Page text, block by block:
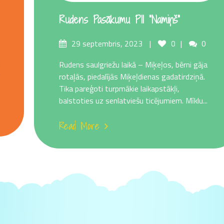
Rudens Pasākumu PII “Namiņš”
Posted29 septembris, 2023 0
0
Rudens saulgriežu laikā – Miķeļos, bērni gāja
rotaļās, piedalījās Miķeļdienas gadatirdziņā.
Tika pareģoti turpmākie laikapstākļi,
balstoties uz senlatviešu ticējumiem. Mīklu...
Read More